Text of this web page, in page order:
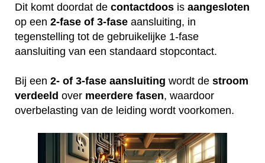
Dit komt doordat de contactdoos is aangesloten
op een 2-fase of 3-fase aansluiting, in
tegenstelling tot de gebruikelijke 1-fase
aansluiting van een standaard stopcontact.
Bij een 2- of 3-fase aansluiting wordt de stroom
verdeeld over meerdere fasen, waardoor
overbelasting van de leiding wordt voorkomen.